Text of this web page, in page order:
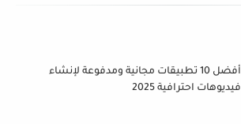
أفضل 10 تطبيقات مجانية ومدفوعة لإنشاء
فيديوهات احترافية 2025